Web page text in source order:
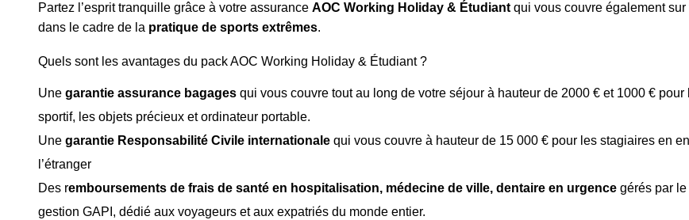
Partez l’esprit tranquille grâce à votre assurance AOC Working Holiday & Étudiant qui vous couvre également
dans le cadre de la pratique de sports extrêmes.
Quels sont les avantages du pack AOC Working Holiday & Étudiant ?
Une garantie assurance bagages qui vous couvre tout au long de votre séjour à hauteur de 2000 € et 1000 € pour
sportif, les objets précieux et ordinateur portable.
Une garantie Responsabilité Civile internationale qui vous couvre à hauteur de 15 000 € pour les stagiaires en
l’étranger
Des remboursements de frais de santé en hospitalisation, médecine de ville, dentaire en urgence gérés par
gestion GAPI, dédié aux voyageurs et aux expatriés du monde entier.